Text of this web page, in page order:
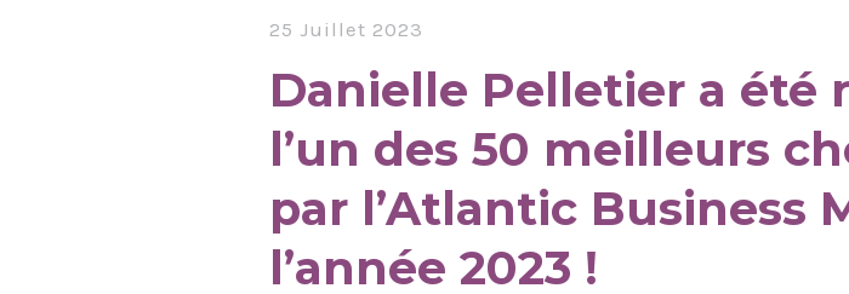
25 Juillet 2023
Danielle Pelletier a été
l’un des 50 meilleurs
par l’Atlantic Business
l’année 2023 !